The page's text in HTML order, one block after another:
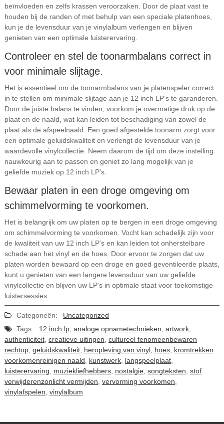
beïnvloeden en zelfs krassen veroorzaken. Door de plaat vast te
houden bij de randen of met behulp van een speciale platenhoes,
kun je de levensduur van je vinylalbum verlengen en blijven
genieten van een optimale luisterervaring.
Controleer en stel de toonarmbalans correct in
voor minimale slijtage.
Het is essentieel om de toonarmbalans van je platenspeler correct
in te stellen om minimale slijtage aan je 12 inch LP’s te garanderen.
Door de juiste balans te vinden, voorkom je overmatige druk op de
plaat en de naald, wat kan leiden tot beschadiging van zowel de
plaat als de afspeelnaald. Een goed afgestelde toonarm zorgt voor
een optimale geluidskwaliteit en verlengt de levensduur van je
waardevolle vinylcollectie. Neem daarom de tijd om deze instelling
nauwkeurig aan te passen en geniet zo lang mogelijk van je
geliefde muziek op 12 inch LP’s.
Bewaar platen in een droge omgeving om
schimmelvorming te voorkomen.
Het is belangrijk om uw platen op te bergen in een droge omgeving
om schimmelvorming te voorkomen. Vocht kan schadelijk zijn voor
de kwaliteit van uw 12 inch LP’s en kan leiden tot onherstelbare
schade aan het vinyl en de hoes. Door ervoor te zorgen dat uw
platen worden bewaard op een droge en goed geventileerde plaats,
kunt u genieten van een langere levensduur van uw geliefde
vinylcollectie en blijven uw LP’s in optimale staat voor toekomstige
luistersessies.
Categorieën:
Uncategorized
Tags:
12 inch lp, analoge opnametechnieken artwork,
authenticiteit, creatieve uitingen cultureel fenomeenbewaren
rechtop, geluidskwaliteit, heropleving van vinyl, hoes, kromtrekken
voorkomenreinigen naald
kunstwerk, langspeelplaat,
luisterervaring
muziekliefhebbers, nostalgie, songteksten stof
verwijderenzonlicht vermijden vervorming voorkomen
vinylafspelen vinylalbum